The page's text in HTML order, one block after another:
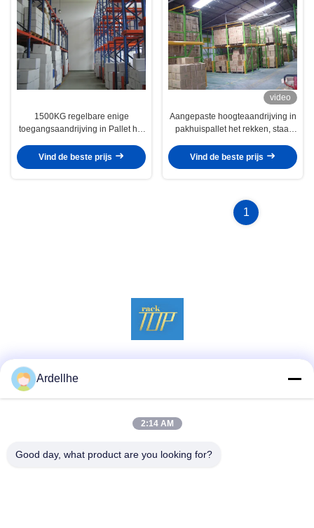
1500KG regelbare enige
toegangsaandrijving in Pallet het
werken
Vind de beste prijs
video
Aangepaste hoogteaandrijving in
pakhuispallet het rekken, staal
Vind de beste prijs
1
Ardellhe
2:14 AM
Good day, what product are you looking for?